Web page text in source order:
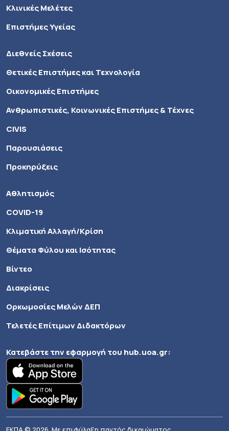
Κλινικές Μελέτες
Επιστήμες Υγείας
Διεθνείς Σχέσεις
Θετικές Επιστήμες και Τεχνολογία
Οικονομικές Επιστήμες
Ανθρωπιστικές, Κοινωνικές Επιστήμες & Τέχνες
CIVIS
Παρουσιάσεις
Προκηρύξεις
Αθλητισμός
COVID-19
Κλιματική Αλλαγή/Κρίση
Θέματα Φύλου και Ισότητας
Βίντεο
Διακρίσεις
Ορκωμοσίες Μελών ΔΕΠ
Τελετές Επίτιμων Διδακτόρων
Κατεβάστε την εφαρμογή του hub.uoa.gr: